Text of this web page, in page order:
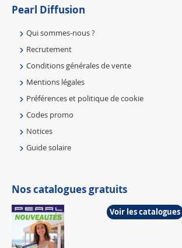
Pearl Diffusion
Qui sommes-nous ?
Recrutement
Conditions générales de vente
Mentions légales
Préférences et politique de cookie
Codes promo
Notices
Guide solaire
Nos catalogues gratuits
Voir les catalogues